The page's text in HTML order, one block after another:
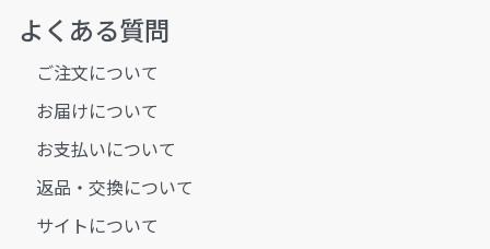
よくある質問
ご注文について
お届けについて
お支払いについて
返品・交換について
サイトについて